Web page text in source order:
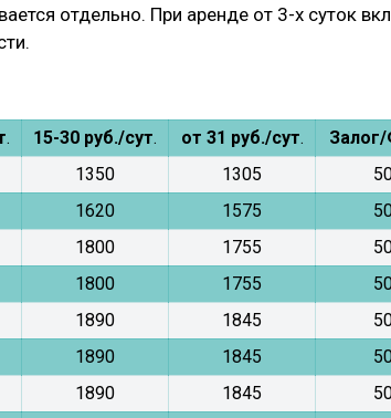
отдельно. При аренде от 3-х суток
. 15-30 руб./сут. от 31 руб./сут.
1350 1305
1620 1575
1800 1755
1800 1755
1890 1845
1890 1845
1890 1845